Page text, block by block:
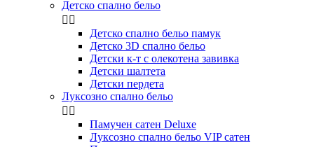
Детско спално бельо
 
Детско спално бельо памук
Детско 3D спално бельо
Детски к-т с олекотена завивка
Детски шалтета
Детски пердета
Луксозно спално бельо
 
Памучен сатен Deluxe
Луксозно спално бельо VIP сатен